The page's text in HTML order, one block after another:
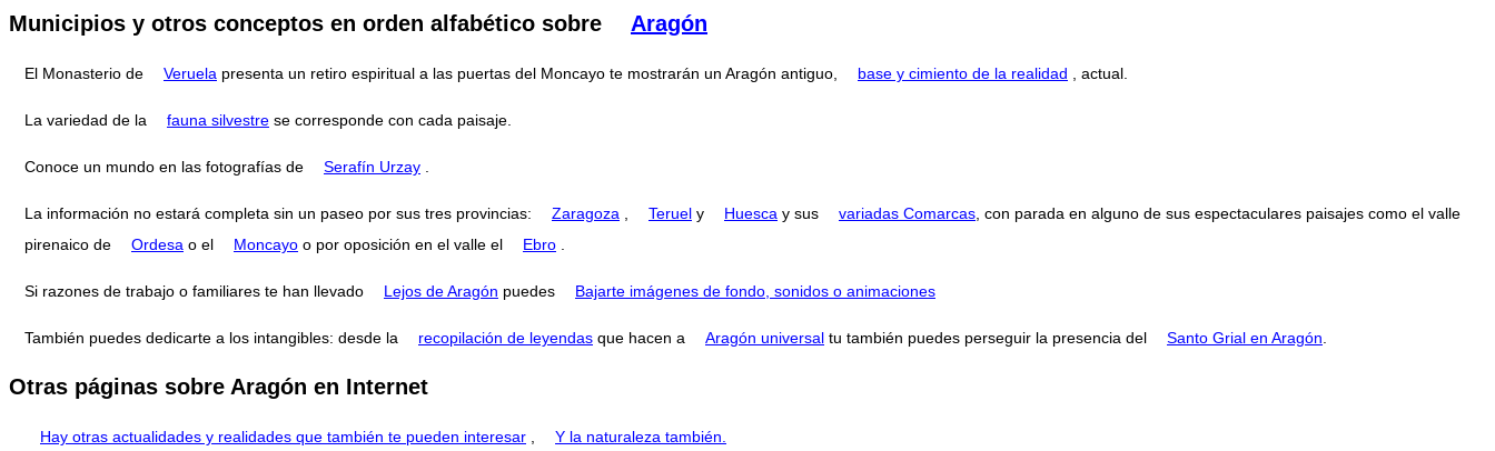
Municipios y otros conceptos en orden alfabético sobre Aragón
El Monasterio de Veruela presenta un retiro espiritual a las puertas del Moncayo te mostrarán un Aragón antiguo, base y cimiento de la realidad , actual.
La variedad de la fauna silvestre se corresponde con cada paisaje.
Conoce un mundo en las fotografías de Serafín Urzay
La información no estará completa sin un paseo por sus tres provincias: Zaragoza Teruel y Huesca y sus variadas Comarcas , con parada en alguno de sus espectaculares paisajes como el valle
pirenaico de
Ordesa o el Moncayo o por oposición en el valle el Ebro
Si razones de trabajo o familiares te han llevado Lejos de Aragón puedes Bajarte imágenes de fondo, sonidos o animaciones
También puedes dedicarte a los intangibles: desde la recopilación de leyendas que hacen a Aragón universal tu también puedes perseguir la presencia del Santo Grial en Aragón
Otras páginas sobre Aragón en Internet
Hay otras actualidades y realidades que también te pueden interesar Y la naturaleza también.